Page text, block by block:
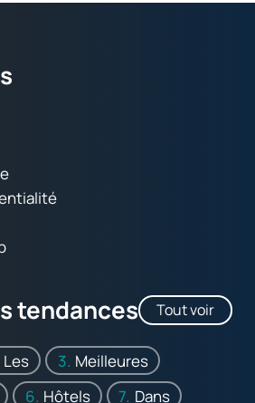
tendances Tout voir
Les
Meilleures
Hôtels Dans